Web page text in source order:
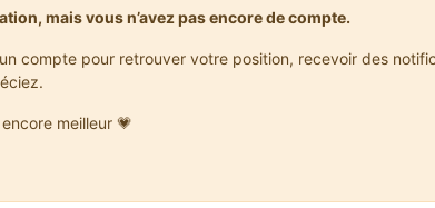
mais vous n’avez pas encore de compte.
compte pour retrouver votre position, recevoir des
meilleur 💗